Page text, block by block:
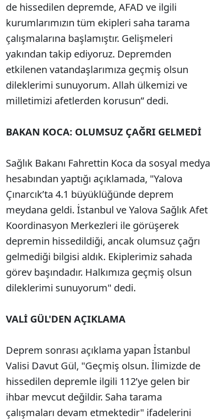
de hissedilen depremde, AFAD ve ilgili
kurumlarımızın tüm ekipleri saha tarama
çalışmalarına başlamıştır. Gelişmeleri
yakından takip ediyoruz. Depremden
etkilenen vatandaşlarımıza geçmiş olsun
dileklerimi sunuyorum. Allah ülkemizi ve
milletimizi afetlerden korusun” dedi.
BAKAN KOCA: OLUMSUZ ÇAĞRI GELMEDİ
Sağlık Bakanı Fahrettin Koca da sosyal medya
hesabından yaptığı açıklamada, "Yalova
Çınarcık’ta 4.1 büyüklüğünde deprem
meydana geldi. İstanbul ve Yalova Sağlık Afet
Koordinasyon Merkezleri ile görüşerek
depremin hissedildiği, ancak olumsuz çağrı
gelmediği bilgisi aldık. Ekiplerimiz sahada
görev başındadır. Halkımıza geçmiş olsun
dileklerimi sunuyorum" dedi.
VALİ GÜL'DEN AÇIKLAMA
Deprem sonrası açıklama yapan İstanbul
Valisi Davut Gül, "Geçmiş olsun. İlimizde de
hissedilen depremle ilgili 112’ye gelen bir
ihbar mevcut değildir. Saha tarama
çalışmaları devam etmektedir" ifadelerini